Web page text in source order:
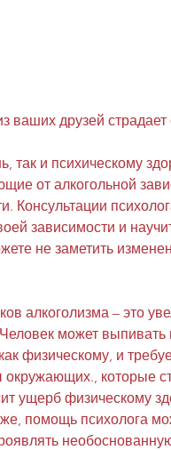
ваших друзей страдает
так и психическому
от алкогольной
Консультации
зависимости и
не заметить
алкоголизма – это
может
физическому, и
которые
ущерб физическому
помощь психолога